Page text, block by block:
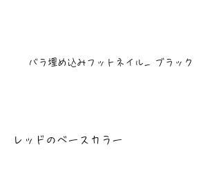
バラ埋め込みフットネイル_ ブラック
レッドのベースカラー